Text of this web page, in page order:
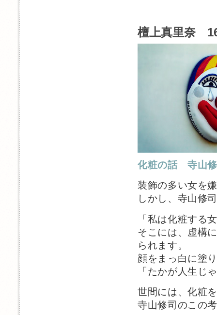
檀上真里奈
化粧の話 寺山
装飾の多い女を
しかし、寺山修
「私は化粧する
そこには、虚構
られます。
顔をまっ白に塗
「たかが人生じ
世間には、化粧
寺山修司のこの